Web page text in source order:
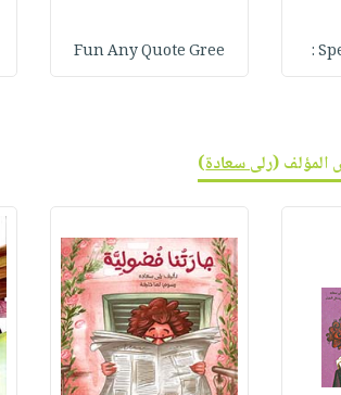
Fun Any Quote Gree
المؤلف (رلى سعادة)